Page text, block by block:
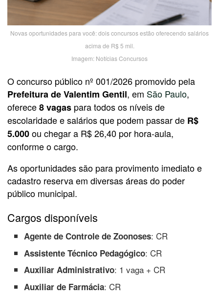
Novas oportunidades para você: dois concursos estão oferecendo salários
acima de R$ 5 mil.
Imagem: Notícias Concursos
O concurso público nº 001/2026 promovido pela
Prefeitura de Valentim Gentil, em São Paulo,
oferece8 vagas para todos os níveis de
escolaridade e salários que podem passar de R$
5.000ou chegar a R$ 26,40 por hora-aula,
conforme o cargo.
As oportunidades são para provimento imediato e
cadastro reserva em diversas áreas do poder
público municipal.
Cargos disponíveis
Agente de Controle de Zoonoses: CR
Assistente Técnico Pedagógico: CR
Auxiliar Administrativo: 1 vaga + CR
Auxiliar de Farmácia: CR